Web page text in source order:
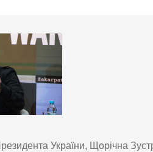
України, Щорічна